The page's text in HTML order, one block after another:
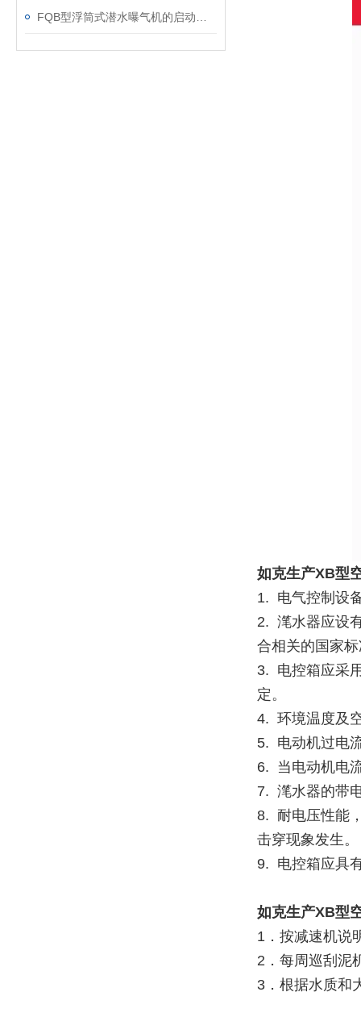
如克生产XB型
1. 电气控制设
2. 滗水器应设
合相关的国家
3. 电控箱应采
定。
4. 环境温度及
5. 电动机过电
6. 当电动机电
7. 滗水器的带
8. 耐电压性能
击穿现象发生。
9. 电控箱应具
如克生产XB型
1．按减速机说
2．每周巡刮泥
3．根据水质和